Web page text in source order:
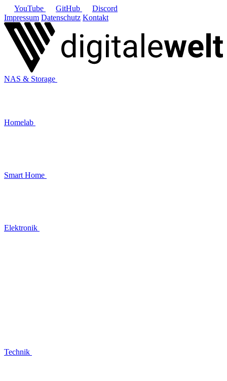
YouTube GitHub
Discord
Impressum Datenschutz Kontakt
NAS & Storage
Homelab
Smart Home
Elektronik
Technik